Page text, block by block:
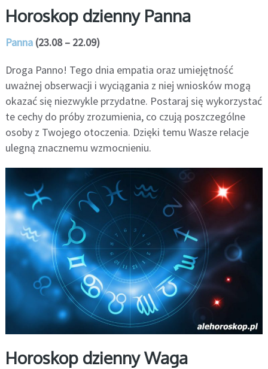
Horoskop dzienny Panna
Panna(23.08 – 22.09)
Droga Panno! Tego dnia empatia oraz umiejętność
uważnej obserwacji i wyciągania z niej wniosków mogą
okazać się niezwykle przydatne. Postaraj się wykorzystać
te cechy do próby zrozumienia, co czują poszczególne
osoby z Twojego otoczenia. Dzięki temu Wasze relacje
ulegną znacznemu wzmocnieniu.
Horoskop dzienny Waga